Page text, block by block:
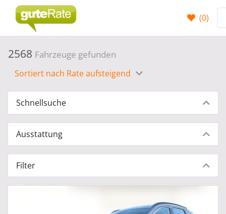
(0)
2568 Fahrzeuge gefunden
Sortiert nach Rate aufsteigend
Schnellsuche
Ausstattung
Filter